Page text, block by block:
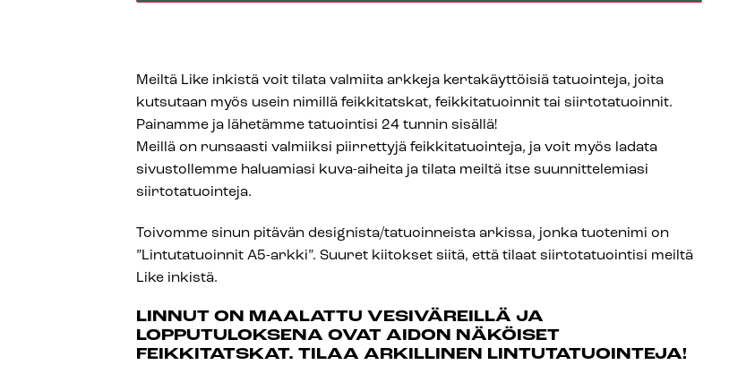
Meiltä Like inkistä voit tilata valmiita arkkeja kertakäyttöisiä tatuointeja, joita
kutsutaan myös usein nimillä feikkitatskat, feikkitatuoinnit tai siirtotatuoinnit.
Painamme ja lähetämme tatuointisi 24 tunnin sisällä!
Meillä on runsaasti valmiiksi piirrettyjä feikkitatuointeja, ja voit myös ladata
sivustollemme haluamiasi kuva-aiheita ja tilata meiltä itse suunnittelemiasi
siirtotatuointeja.
Toivomme sinun pitävän designista/tatuoinneista arkissa, jonka tuotenimi on
”Lintutatuoinnit A5-arkki”. Suuret kiitokset siitä, että tilaat siirtotatuointisi meiltä
Like inkistä.
LINNUT ON MAALATTU VESIVÄREILLÄ JA
LOPPUTULOKSENA OVAT AIDON NÄKÖISET
FEIKKITATSKAT. TILAA ARKILLINEN LINTUTATUOINTEJA!